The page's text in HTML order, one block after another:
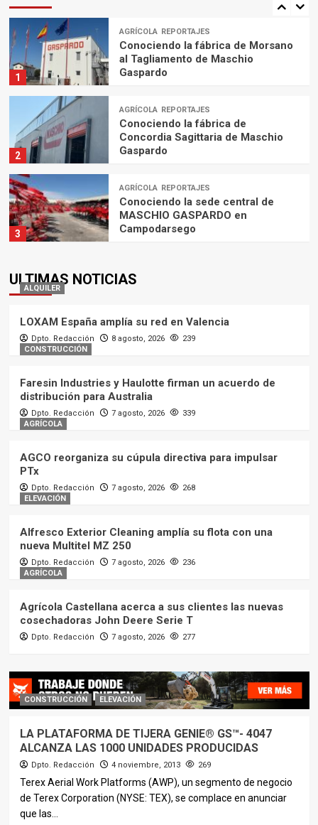
1
AGRÍCOLA REPORTAJES
Conociendo la fábrica de Morsano
al Tagliamento de Maschio
Gaspardo
2
AGRÍCOLA REPORTAJES
Conociendo la fábrica de
Concordia Sagittaria de Maschio
Gaspardo
3
AGRÍCOLA REPORTAJES
Conociendo la sede central de
MASCHIO GASPARDO en
Campodarsego
Conociendo la fábrica de
Gaspardo
Concordia Sagittaria de Maschio
Gaspardo
MASCHIO GASPARDO en
Campodarsego
4
Conociendo la fábrica de
MASCHIO GASPARDO en
Cadoneghe
5
RECAMBIOS REPORTAJES
El nuevo centro logístico de TVH
ULTIMAS NOTICIAS
ALQUILER
LOXAM España amplía su red en Valencia
Dpto. Redacción 8 agosto, 2026
239
CONSTRUCCIÓN
Faresin Industries y Haulotte firman un acuerdo de
distribución para Australia
Dpto. Redacción 7 agosto, 2026
339
AGRÍCOLA
AGCO reorganiza su cúpula directiva para impulsar
PTx
Dpto. Redacción 7 agosto, 2026
268
ELEVACIÓN
Alfresco Exterior Cleaning amplía su flota con una
nueva Multitel MZ 250
Dpto. Redacción 7 agosto, 2026
236
AGRÍCOLA
Agrícola Castellana acerca a sus clientes las nuevas
cosechadoras John Deere Serie T
Dpto. Redacción 7 agosto, 2026 277
CONSTRUCCIÓN ELEVACIÓN
LA PLATAFORMA DE TIJERA GENIE® GS™- 4047
ALCANZA LAS 1000 UNIDADES PRODUCIDAS
Dpto. Redacción 4 noviembre, 2013 269
Terex Aerial Work Platforms (AWP), un segmento de negocio
de Terex Corporation (NYSE: TEX), se complace en anunciar
que las...